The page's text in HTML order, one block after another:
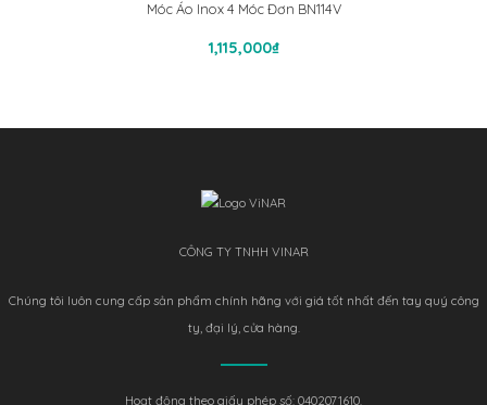
Móc Áo Inox 4 Móc Đơn BN114V
1,115,000₫
Thêm Vào Giỏ Hàng
CÔNG TY TNHH VINAR
Chúng tôi luôn cung cấp sản phẩm chính hãng với giá tốt nhất đến tay quý công
ty, đại lý, cửa hàng.
Hoạt động theo giấy phép số: 0402071610.